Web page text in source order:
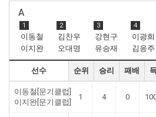
A
1
이동철
이지완
2
김찬우
오대명
3
강현구
유승재
4
이광희
김응주
선수 순위 승리 패배
이동철[문기클럽]
이지완[문기클럽]
1 4 0